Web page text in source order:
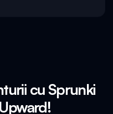
cu Sprunki